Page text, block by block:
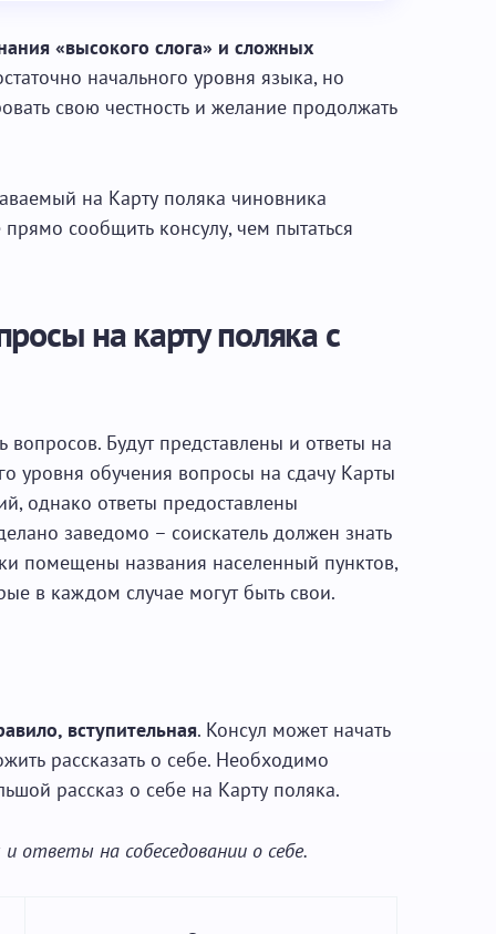
«высокого слога» и сложных
начального уровня языка, но
свою честность и желание продолжать
на Карту поляка чиновника
сообщить консулу, чем пытаться
на карту поляка с
Будут представлены и ответы на
уровня обучения вопросы на сдачу Карты
однако ответы предоставлены
заведомо – соискатель должен знать
помещены названия населенный пунктов,
в каждом случае могут быть свои.
вступительная. Консул может начать
рассказать о себе. Необходимо
рассказ о себе на Карту поляка.
ответы на собеседовании о себе.